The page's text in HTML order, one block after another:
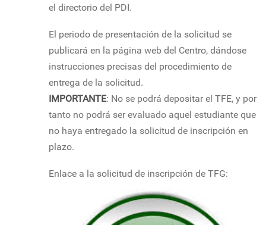
el directorio del PDI.
El periodo de presentación de la solicitud se
publicará en la página web del Centro, dándose
instrucciones precisas del procedimiento de
entrega de la solicitud.
IMPORTANTE: No se podrá depositar el TFE, y por
tanto no podrá ser evaluado aquel estudiante que
no haya entregado la solicitud de inscripción en
plazo.
Enlace a la solicitud de inscripción de TFG: